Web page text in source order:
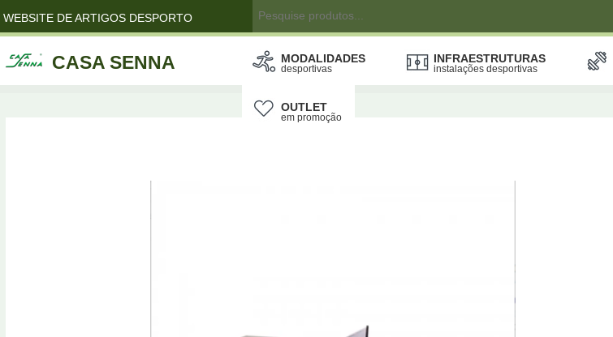
WEBSITE DE ARTIGOS DESPORTO
CASA SENNA MODALIDADES
desportivas
INFRAESTRUTURAS
instalações desportivas
OUTLET
em promoção